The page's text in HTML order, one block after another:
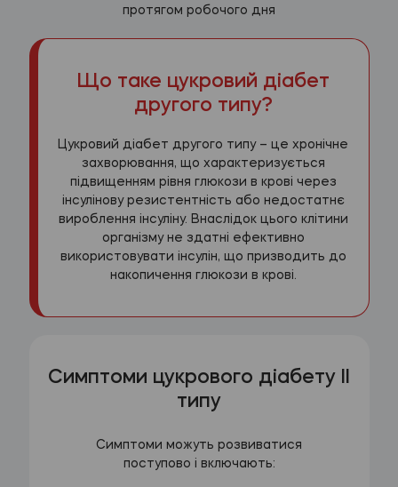
протягом робочого дня
Що таке цукровий діабет
другого типу?
Цукровий діабет другого типу – це хронічне
захворювання, що характеризується
підвищенням рівня глюкози в крові через
інсулінову резистентність або недостатнє
вироблення інсуліну. Внаслідок цього клітини
організму не здатні ефективно
використовувати інсулін, що призводить до
накопичення глюкози в крові.
Симптоми цукрового діабету II
типу
Симптоми можуть розвиватися
поступово і включають: